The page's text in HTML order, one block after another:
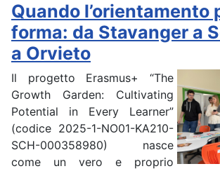
Quando l’orientamento
forma: da Stavanger a
a Orvieto
Il progetto Erasmus+ “The
Growth Garden: Cultivating
Potential in Every Learner”
(codice 2025-1-NO01-KA210-
SCH-000358980) nasce
come un vero e proprio